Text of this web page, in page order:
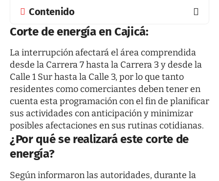
Contenido
Corte de energía en Cajicá:
La interrupción afectará el área comprendida
desde la Carrera 7 hasta la Carrera 3 y desde la
Calle 1 Sur hasta la Calle 3, por lo que tanto
residentes como comerciantes deben tener en
cuenta esta programación con el fin de planificar
sus actividades con anticipación y minimizar
posibles afectaciones en sus rutinas cotidianas.
¿Por qué se realizará este corte de
energía?
Según informaron las autoridades, durante la